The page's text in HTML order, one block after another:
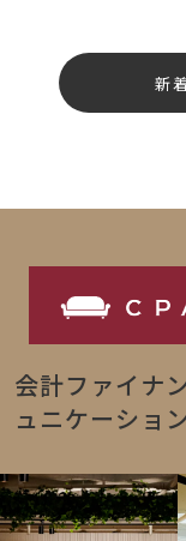
新
会計ファイナ
ュニケーショ